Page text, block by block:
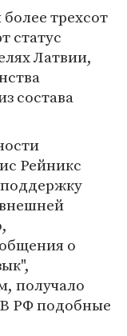
трехсот
статус
Латвии,
состава
Рейникс
поддержку
о
получало
РФ подобные